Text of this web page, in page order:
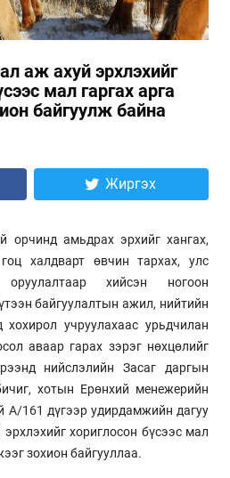
аж ахуй эрхлэхийг
мал гаргах арга
байгуулж байна
Жиргэх
орчинд амьдрах эрхийг хангах,
халдварт өвчин тархах, улс
хийсэн ногоон
байгуулалтын ажил, нийтийн
учруулахаас урьдчилан
аваар гарах зэрэг нөхцөлийг
нийслэлийн Засаг даргын
хотын Ерөнхий менежерийн
А/161 дүгээр удирдамжийн дагуу
хориглосон бүсээс мал
зохион байгууллаа.